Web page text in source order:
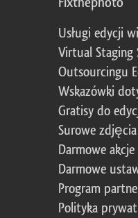
Usługi edycji
Virtual Staging
Outsourcingu
Wskazówki
Gratisy do
Surowe
Darmowe
Darmowe
Program
Polityka